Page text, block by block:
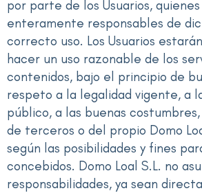
por parte de los Usuarios,
enteramente responsables de
correcto uso. Los Usuarios
hacer un uso razonable de los
contenidos, bajo el principio de
respeto a la legalidad vigente, a
público, a las buenas
de terceros o del propio Domo
según las posibilidades y fines
concebidos. Domo Loal S.L. no
responsabilidades, ya sean